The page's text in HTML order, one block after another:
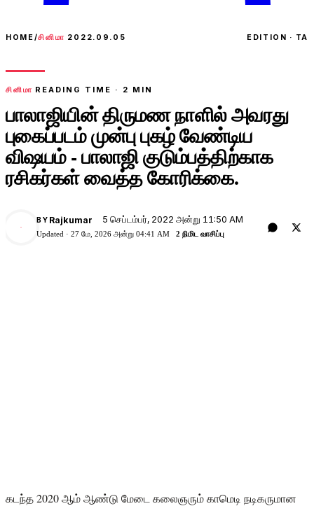
HOME/சினிமா 2022.09.05 EDITION · TA
சினிமா READING TIME · 2 MIN
பாலாஜியின் திருமண நாளில் அவரது
புகைப்படம் முன்பு புகழ் வேண்டிய
விஷயம் - பாலாஜி குடும்பத்திற்காக
ரசிகர்கள் வைத்த கோரிக்கை.
BY Rajkumar 5 செப்டம்பர், 2022 அன்று 11:50 AM
Updated · 27 மே, 2026 அன்று 04:41 AM 2 நிமிட வாசிப்பு
கடந்த 2020 ஆம் ஆண்டு மேடை கலைஞரும் காமெடி நடிகருமான